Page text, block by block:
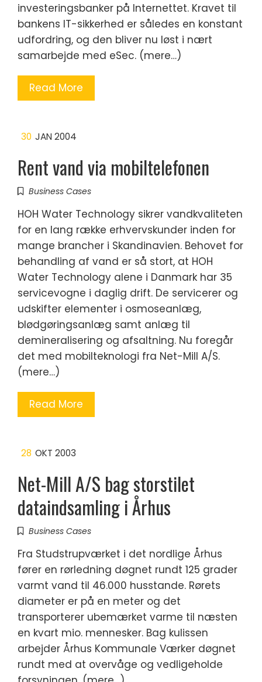
investeringsbanker på Internettet. Kravet til
bankens IT-sikkerhed er således en konstant
udfordring, og den bliver nu løst i nært
samarbejde med eSec. (mere…)
Read More
30 JAN 2004
Rent vand via mobiltelefonen
Business Cases
HOH Water Technology sikrer vandkvaliteten
for en lang række erhvervskunder inden for
mange brancher i Skandinavien. Behovet for
behandling af vand er så stort, at HOH
Water Technology alene i Danmark har 35
servicevogne i daglig drift. De servicerer og
udskifter elementer i osmoseanlæg,
blødgøringsanlæg samt anlæg til
demineralisering og afsaltning. Nu foregår
det med mobilteknologi fra Net-Mill A/S.
(mere…)
Read More
28 OKT 2003
Net-Mill A/S bag storstilet
dataindsamling i Århus
Business Cases
Fra Studstrupværket i det nordlige Århus
fører en rørledning døgnet rundt 125 grader
varmt vand til 46.000 husstande. Rørets
diameter er på en meter og det
transporterer ubemærket varme til næsten
en kvart mio. mennesker. Bag kulissen
arbejder Århus Kommunale Værker døgnet
rundt med at overvåge og vedligeholde